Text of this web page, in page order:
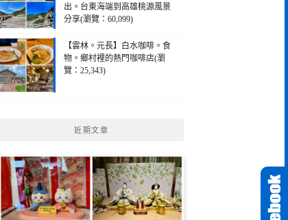
出。台東海端到高雄桃源風景
分享(瀏覽：60,099)
【雲林。元長】白水咖啡。食
物。鄉村裡的熱門咖啡店(瀏
覽：25,343)
近期文章